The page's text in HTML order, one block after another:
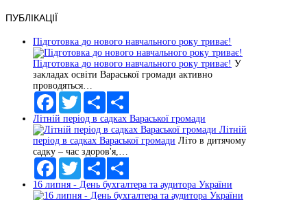
ПУБЛІКАЦІЇ
Підготовка до нового навчального року триває!
Підготовка до нового навчального року триває! У
закладах освіти Вараської громади активно
проводяться…
FacebookTwitter Share
Share
Літній період в садках Вараської громади
Літній
період в садках Вараської громади Літо в дитячому
садку – час здоров'я,…
FacebookTwitter Share
Share
16 липня - День бухгалтера та аудитора України